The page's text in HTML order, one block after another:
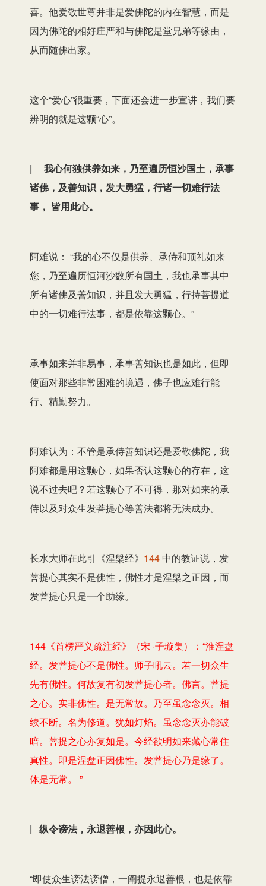
喜。他爱敬世尊并非是爱佛陀的内在智慧，而是
因为佛陀的相好庄严和与佛陀是堂兄弟等缘由，
从而随佛出家。
这个“爱心”很重要，下面还会进一步宣讲，我们要
辨明的就是这颗“心”。
| 我心何独供养如来，乃至遍历恒沙国土，承事
诸佛，及善知识，发大勇猛，行诸一切难行法
事， 皆用此心。
阿难说： “我的心不仅是供养、承侍和顶礼如来
您，乃至遍历恒河沙数所有国土，我也承事其中
所有诸佛及善知识，并且发大勇猛，行持菩提道
中的一切难行法事，都是依靠这颗心。”
承事如来并非易事，承事善知识也是如此，但即
使面对那些非常困难的境遇，佛子也应难行能
行、精勤努力。
阿难认为：不管是承侍善知识还是爱敬佛陀，我
阿难都是用这颗心，如果否认这颗心的存在，这
说不过去吧？若这颗心了不可得，那对如来的承
侍以及对众生发菩提心等善法都将无法成办。
长水大师在此引《涅槃经》 144 中的教证说，发
菩提心其实不是佛性，佛性才是涅槃之正因，而
发菩提心只是一个助缘。
144《首楞严义疏注经》（宋 ·子璇集）：“淮涅盘
经。发菩提心不是佛性。师子吼云。若一切众生
先有佛性。何故复有初发菩提心者。佛言。菩提
之心。实非佛性。是无常故。乃至虽念念灭。相
续不断。名为修道。犹如灯焰。虽念念灭亦能破
暗。菩提之心亦复如是。今经欲明如来藏心常住
真性。即是涅盘正因佛性。发菩提心乃是缘了。
体是无常。 ”
| 纵令谤法，永退善根，亦因此心。
“即使众生谤法谤僧，一阐提永退善根，也是依靠